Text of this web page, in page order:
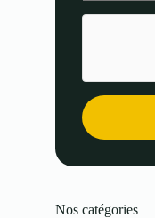
Nos catégories